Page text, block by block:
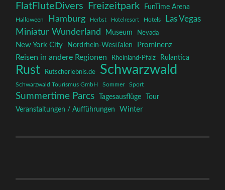
FlatFluteDivers Freizeitpark FunTime Arena
Halloween Hamburg Herbst Hotelresort Hotels
Las Vegas
Miniatur Wunderland
Museum Nevada
New York City Nordrhein-Westfalen Prominenz
Reisen in andere Regionen Rheinland-Pfalz Rulantica
Rust Rutscherlebnis.de Schwarzwald
Schwarzwald Tourismus GmbH Sommer Sport
Summertime Parcs Tagesausflüge
Tour
Veranstaltungen / Aufführungen
Winter